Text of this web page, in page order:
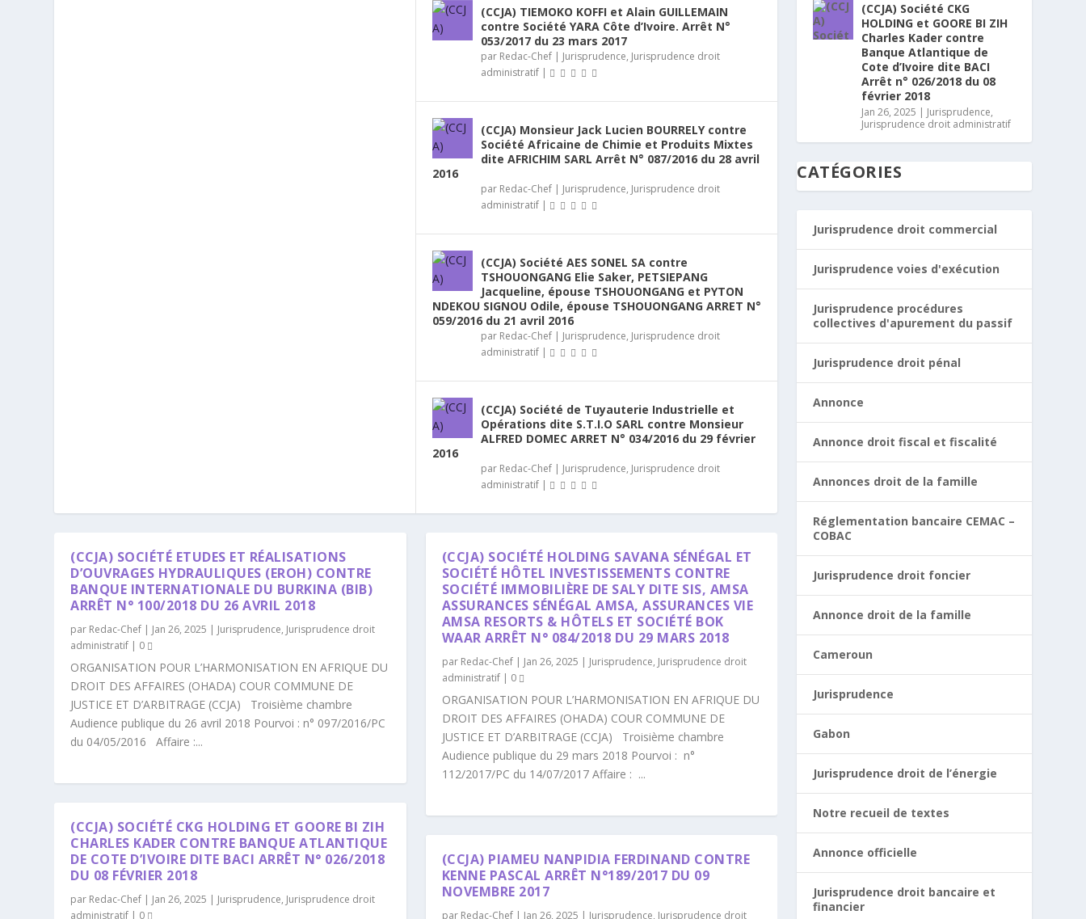
(CCJA) TIEMOKO KOFFI et Alain GUILLEMAIN
contre Société YARA Côte d’Ivoire. Arrêt N°
053/2017 du 23 mars 2017
par Redac-Chef| Jurisprudence, Jurisprudence droit
administratif|
(CCJA) Monsieur Jack Lucien BOURRELY contre
Société Africaine de Chimie et Produits Mixtes
dite AFRICHIM SARL Arrêt N° 087/2016 du 28 avril
2016
par Redac-Chef| Jurisprudence, Jurisprudence droit
administratif|
(CCJA) Société AES SONEL SA contre
TSHOUONGANG Elie Saker, PETSIEPANG
Jacqueline, épouse TSHOUONGANG et PYTON
NDEKOU SIGNOU Odile, épouse TSHOUONGANG ARRET N°
059/2016 du 21 avril 2016
par Redac-Chef| Jurisprudence, Jurisprudence droit
administratif|
(CCJA) Société de Tuyauterie Industrielle et
Opérations dite S.T.I.O SARL contre Monsieur
ALFRED DOMEC ARRET N° 034/2016 du 29 février
2016
par Redac-Chef| Jurisprudence, Jurisprudence droit
administratif|
(CCJA) SOCIÉTÉ ETUDES ET RÉALISATIONS
D’OUVRAGES HYDRAULIQUES (EROH) CONTRE
BANQUE INTERNATIONALE DU BURKINA (BIB)
ARRÊT N° 100/2018 DU 26 AVRIL 2018
par Redac-Chef | Jan 26, 2025 | Jurisprudence, Jurisprudence droit
administratif | 0
ORGANISATION POUR L’HARMONISATION EN AFRIQUE DU
DROIT DES AFFAIRES (OHADA) COUR COMMUNE DE
JUSTICE ET D’ARBITRAGE (CCJA) Troisième chambre
Audience publique du 26 avril 2018 Pourvoi : n° 097/2016/PC
du 04/05/2016 Affaire :...
(CCJA) SOCIÉTÉ CKG HOLDING ET GOORE BI ZIH
CHARLES KADER CONTRE BANQUE ATLANTIQUE
DE COTE D’IVOIRE DITE BACI ARRÊT N° 026/2018
DU 08 FÉVRIER 2018
par Redac-Chef | Jan 26, 2025 | Jurisprudence, Jurisprudence droit
administratif | 0
(CCJA) SOCIÉTÉ HOLDING SAVANA SÉNÉGAL ET
SOCIÉTÉ HÔTEL INVESTISSEMENTS CONTRE
SOCIÉTÉ IMMOBILIÈRE DE SALY DITE SIS, AMSA
ASSURANCES SÉNÉGAL AMSA, ASSURANCES VIE
AMSA RESORTS & HÔTELS ET SOCIÉTÉ BOK
WAAR ARRÊT N° 084/2018 DU 29 MARS 2018
par Redac-Chef| Jan 26, 2025 | Jurisprudence, Jurisprudence droit
administratif| 0
ORGANISATION POUR L’HARMONISATION EN AFRIQUE DU
DROIT DES AFFAIRES (OHADA) COUR COMMUNE DE
JUSTICE ET D’ARBITRAGE (CCJA) Troisième chambre
Audience publique du 29 mars 2018 Pourvoi : n°
112/2017/PC du 14/07/2017 Affaire : ...
(CCJA) PIAMEU NANPIDIA FERDINAND CONTRE
KENNE PASCAL ARRÊT N°189/2017 DU 09
NOVEMBRE 2017
par Redac-Chef| Jan 26, 2025 | Jurisprudence, Jurisprudence droit
(CCJA) Société CKG
HOLDING et GOORE BI ZIH
Charles Kader contre
Banque Atlantique de
Cote d’Ivoire dite BACI
Arrêt n° 026/2018 du 08
février 2018
Jan 26, 2025 | Jurisprudence,
Jurisprudence droit administratif
CATÉGORIES
Jurisprudence droit commercial
Jurisprudence voies d'exécution
Jurisprudence procédures
collectives d'apurement du passif
Jurisprudence droit pénal
Annonce
Annonce droit fiscal et fiscalité
Annonces droit de la famille
Réglementation bancaire CEMAC –
COBAC
Jurisprudence droit foncier
Annonce droit de la famille
Cameroun
Jurisprudence
Gabon
Jurisprudence droit de l’énergie
Notre recueil de textes
Annonce officielle
Jurisprudence droit bancaire et
financier